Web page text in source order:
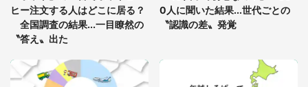
ヒー注文する人はどこに居る？
全国調査の結果...一目瞭然の
〝答え〟出た
0人に聞いた結果...世代ごとの
〝認識の差〟発覚